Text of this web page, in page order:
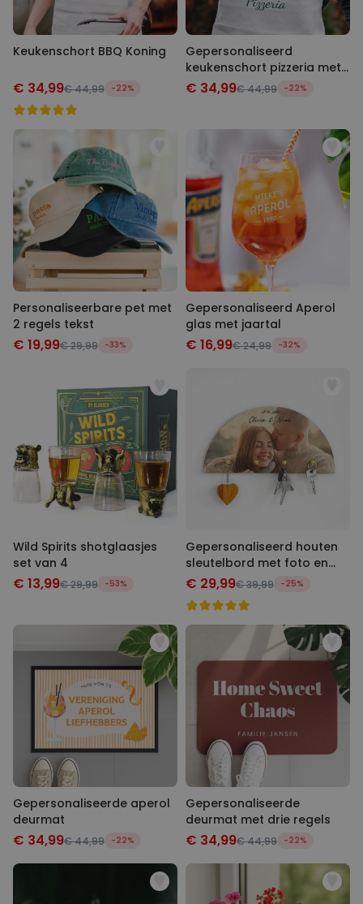
Keukenschort BBQ Koning
€ 34,99€ 44,99 -22%
Gepersonaliseerd
keukenschort pizzeria met
gezicht
€ 34,99€ 44,99 -22%
Personaliseerbare pet met
2 regels tekst
€ 19,99€ 29,99 -33%
Gepersonaliseerd Aperol
glas met jaartal
€ 16,99€ 24,99 -32%
Wild Spirits shotglaasjes
set van 4
€ 13,99€ 29,99 -53%
Gepersonaliseerd houten
sleutelbord met foto en
tekst
€ 29,99€ 39,99 -25%
Gepersonaliseerde aperol
deurmat
€ 34,99€ 44,99 -22%
Gepersonaliseerde
deurmat met drie regels
€ 34,99€ 44,99 -22%